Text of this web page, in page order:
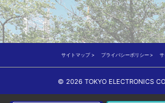
サイトマップ プライバシーポリシー サ
© 2026 TOKYO ELECTRONICS